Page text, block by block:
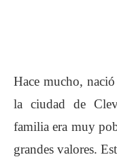
Hace mucho,
la ciudad de
familia era muy
grandes valores.